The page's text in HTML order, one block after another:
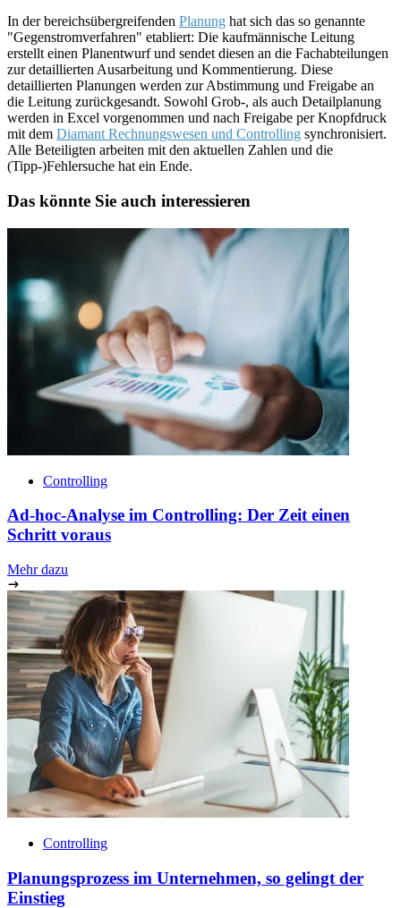
In der bereichsübergreifenden Planung hat sich das so genannte
"Gegenstromverfahren" etabliert: Die kaufmännische Leitung
erstellt einen Planentwurf und sendet diesen an die Fachabteilungen
zur detaillierten Ausarbeitung und Kommentierung. Diese
detaillierten Planungen werden zur Abstimmung und Freigabe an
die Leitung zurückgesandt. Sowohl Grob-, als auch Detailplanung
werden in Excel vorgenommen und nach Freigabe per Knopfdruck
mit dem Diamant Rechnungswesen und Controlling synchronisiert.
Alle Beteiligten arbeiten mit den aktuellen Zahlen und die
(Tipp-)Fehlersuche hat ein Ende.
Das könnte Sie auch interessieren
Controlling
Ad-hoc-Analyse im Controlling: Der Zeit einen
Schritt voraus
Mehr dazu
Controlling
Planungsprozess im Unternehmen, so gelingt der
Einstieg